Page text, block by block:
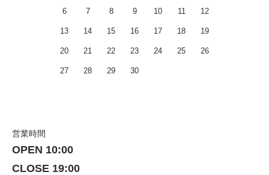
6 7 8 9 10 11 12
13 14 15 16 17 18 19
20 21 22 23 24 25 26
27 28 29 30
営業時間
OPEN 10:00
CLOSE 19:00